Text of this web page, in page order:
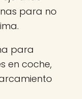
para no
para
en coche,